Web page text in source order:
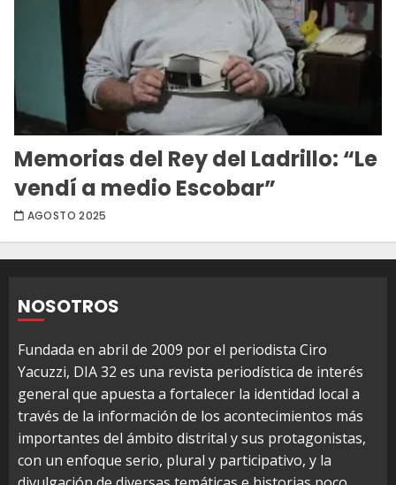
Memorias del Rey del Ladrillo: “Le
vendí a medio Escobar”
AGOSTO 2025
NOSOTROS
Fundada en abril de 2009 por el periodista Ciro
Yacuzzi, DIA 32 es una revista periodística de interés
general que apuesta a fortalecer la identidad local a
través de la información de los acontecimientos más
importantes del ámbito distrital y sus protagonistas,
con un enfoque serio, plural y participativo, y la